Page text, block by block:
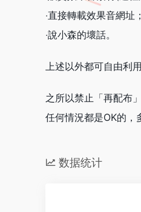
‧直接轉載效果音網址；
‧說小森的壞話。
上述以外都可自由利
之所以禁止「再配布
任何情況都是OK的，
数据统计